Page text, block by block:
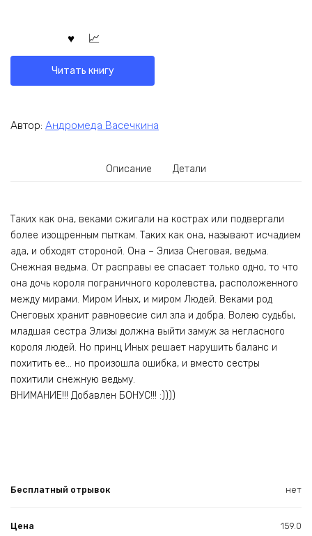
Читать книгу
Автор: Андромеда Васечкина
Описание Детали
Таких как она, веками сжигали на кострах или подвергали
более изощренным пыткам. Таких как она, называют исчадием
ада, и обходят стороной. Она – Элиза Снеговая, ведьма.
Снежная ведьма. От расправы ее спасает только одно, то что
она дочь короля пограничного королевства, расположенного
между мирами. Миром Иных, и миром Людей. Веками род
Снеговых хранит равновесие сил зла и добра. Волею судьбы,
младшая сестра Элизы должна выйти замуж за негласного
короля людей. Но принц Иных решает нарушить баланс и
похитить ее… но произошла ошибка, и вместо сестры
похитили снежную ведьму.
ВНИМАНИЕ!!! Добавлен БОНУС!!! :))))
Бесплатный отрывок нет
Цена 159.0